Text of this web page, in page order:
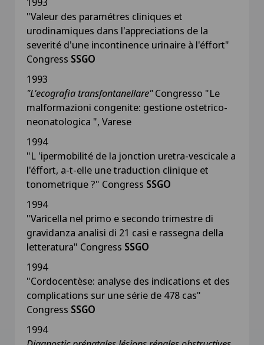
"Valeur des paramétres cliniques et
urodinamiques dans l'appreciations de la
severité d'une incontinence urinaire à l'éffort"
Congress SSGO
1993
"L'ecografia transfontanellare"Congresso "Le
malformazioni congenite: gestione ostetrico-
neonatologica ", Varese
1994
"L 'ipermobilité de la jonction uretra-vescicale a
l'éffort, a-t-elle une traduction clinique et
tonometrique ?" Congress SSGO
1994
"Varicella nel primo e secondo trimestre di
gravidanza analisi di 21 casi e rassegna della
letteratura" Congress SSGO
1994
"Cordocentèse: analyse des indications et des
complications sur une série de 478 cas"
Congress SSGO
1994